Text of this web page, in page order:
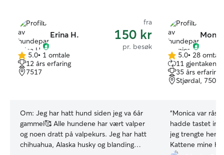
Erina H.
fra
150 kr
pr. besøk
5.0
av
5
5.0• 1 omtale
12 års erfaring
7517
Om: Jeg har hatt hund siden jeg va 6år
gammel🥰 Alle hundene har vært valper
og noen dratt på valpekurs. Jeg har hatt
chihuahua, Alaska husky og blanding
5.0
av
5
stjerner
5.0• 28
11
35 års erfaring
Stjørdal, 7506
“Monica var
hadde tastet
jeg trengte
Kattene mine